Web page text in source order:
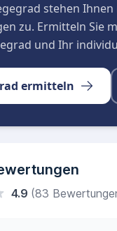
stehen
zu. Ermitteln Sie
und Ihr
ermitteln
4.9 (83